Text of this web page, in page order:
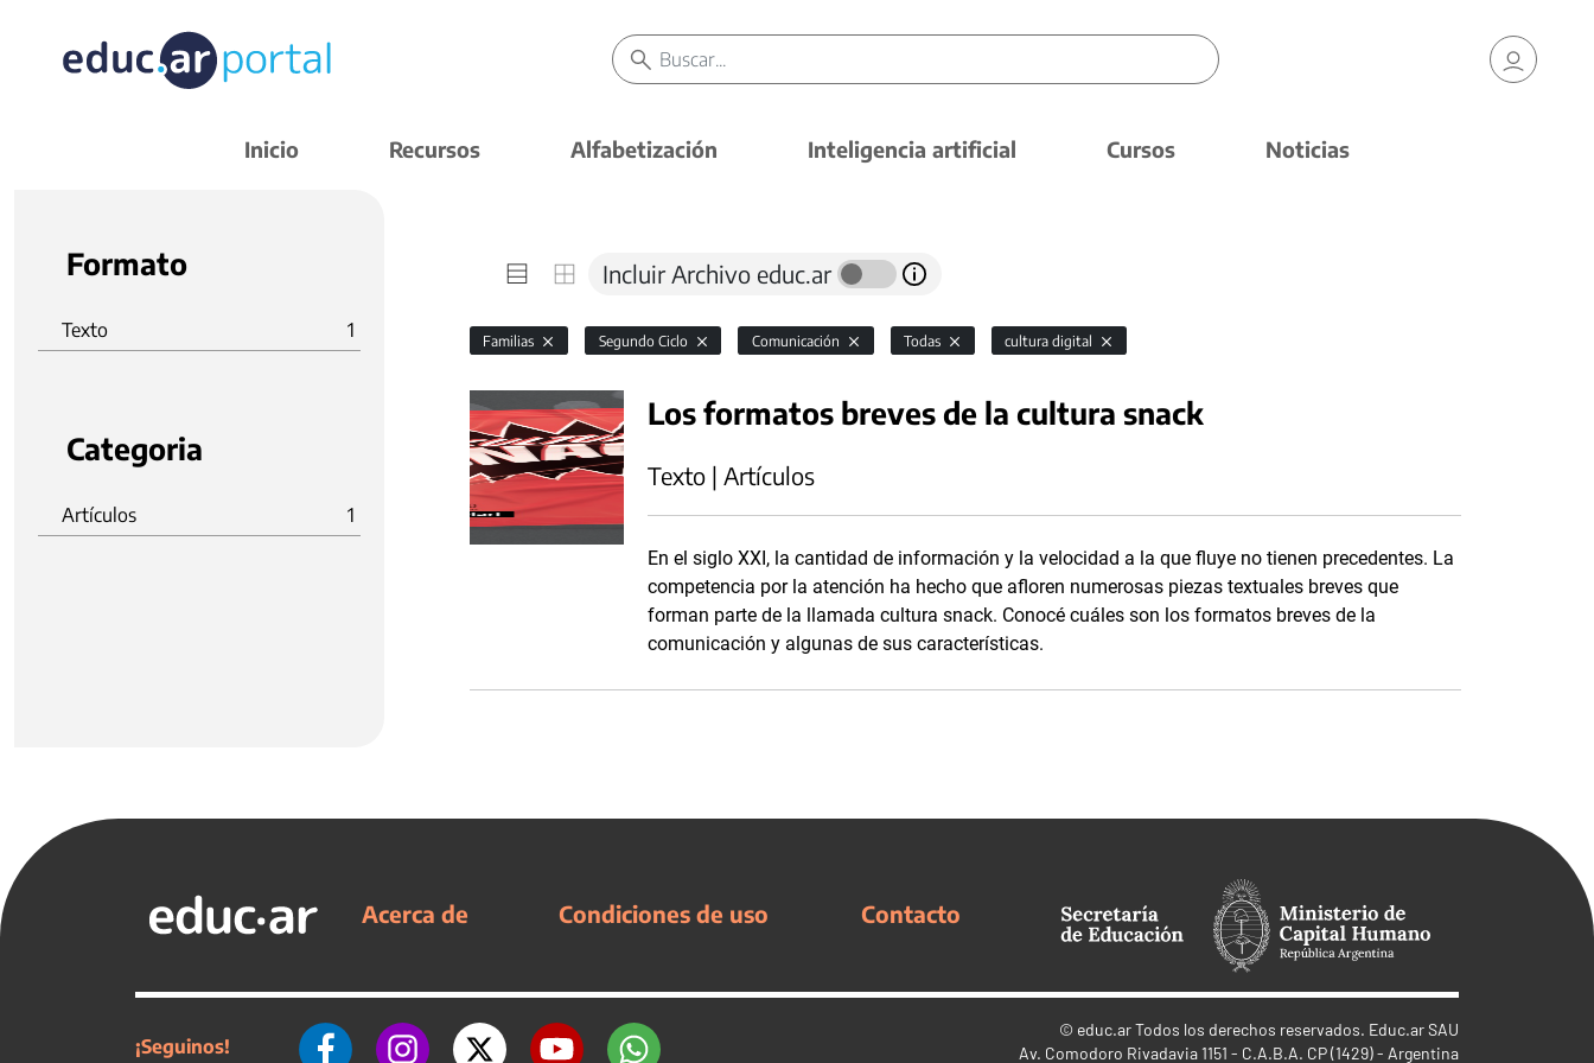
Inicio Recursos Alfabetización Inteligencia artificial Cursos Noticias
Formato
Texto 1
Categoria
Artículos 1
Incluir Archivo educ.ar
Familias Segundo Ciclo Comunicación Todas cultura digital
Los formatos breves de la cultura snack
Texto | Artículos
En el siglo XXI, la cantidad de información y la velocidad a la que fluye no tienen precedentes. La
competencia por la atención ha hecho que afloren numerosas piezas textuales breves que
forman parte de la llamada cultura snack. Conocé cuáles son los formatos breves de la
comunicación y algunas de sus características.
Acerca de Condiciones de uso Contacto
¡Seguinos!
© educ.arTodos los derechos reservados. Educ.ar SAU
Av. Comodoro Rivadavia 1151 - C.A.B.A. CP (1429) - Argentina